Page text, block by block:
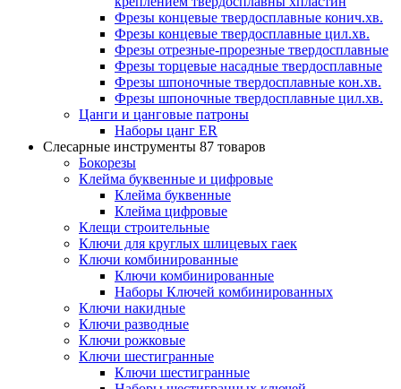
Фрезы концевые твердосплавные конич.хв.
Фрезы концевые твердосплавные цил.хв.
Фрезы отрезные-прорезные твердосплавные
Фрезы торцевые насадные твердосплавные
Фрезы шпоночные твердосплавные кон.хв.
Фрезы шпоночные твердосплавные цил.хв.
Цанги и цанговые патроны
Наборы цанг ER
Слесарные инструменты 87 товаров
Бокорезы
Клейма буквенные и цифровые
Клейма буквенные
Клейма цифровые
Клещи строительные
Ключи для круглых шлицевых гаек
Ключи комбинированные
Ключи комбинированные
Наборы Ключей комбинированных
Ключи накидные
Ключи разводные
Ключи рожковые
Ключи шестигранные
Ключи шестигранные